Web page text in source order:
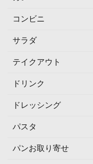
コンビニ
サラダ
テイクアウト
ドリンク
ドレッシング
パスタ
パンお取り寄せ